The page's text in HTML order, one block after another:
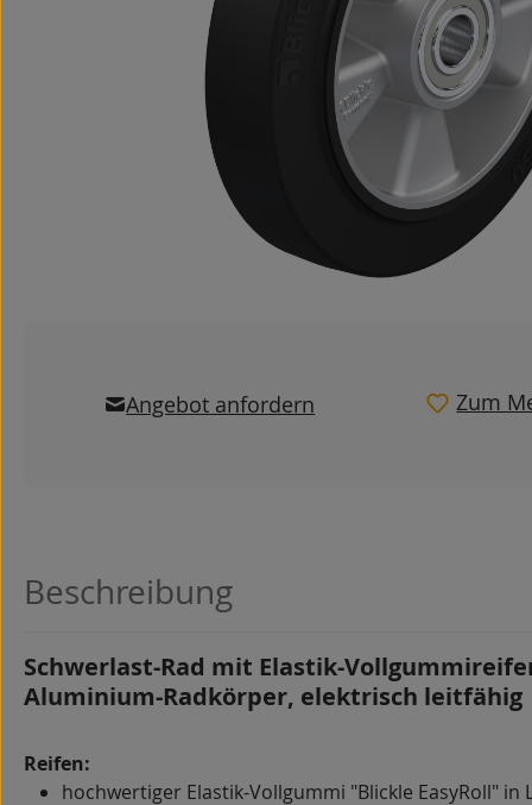
Angebot anfordern Zum
Beschreibung
Schwerlast-Rad mit Elastik-
Aluminium-Radkörper, elektrisch leitfähig
Reifen:
hochwertiger Elastik-Vollgummi "Blickle EasyRoll"